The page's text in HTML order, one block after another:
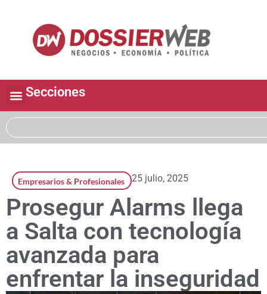
Secciones
Empresarios & Profesionales 25 julio, 2025
Prosegur Alarms llega
a Salta con tecnología
avanzada para
enfrentar la inseguridad